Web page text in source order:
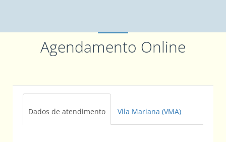
Agendamento Online
Dados de atendimento Vila Mariana (VMA)